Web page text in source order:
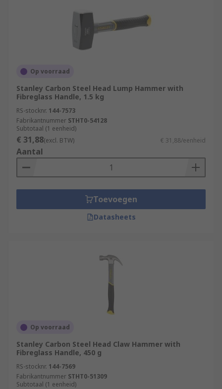
Op voorraad
Stanley Carbon Steel Head Lump Hammer with
Fibreglass Handle, 1.5 kg
RS-stocknr. 144-7573
Fabrikantnummer STHT0-54128
Subtotaal (1 eenheid)
€ 31,88(excl. BTW) € 31,88/eenheid
Aantal
Toevoegen
Datasheets
Op voorraad
Stanley Carbon Steel Head Claw Hammer with
Fibreglass Handle, 450 g
RS-stocknr. 144-7569
Fabrikantnummer STHT0-51309
Subtotaal (1 eenheid)